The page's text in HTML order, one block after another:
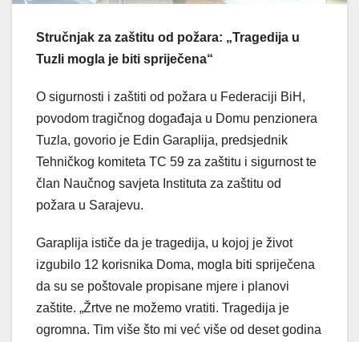
Stručnjak za zaštitu od požara: „Tragedija u
Tuzli mogla je biti spriječena“
O sigurnosti i zaštiti od požara u Federaciji BiH,
povodom tragičnog događaja u Domu penzionera
Tuzla, govorio je Edin Garaplija, predsjednik
Tehničkog komiteta TC 59 za zaštitu i sigurnost te
član Naučnog savjeta Instituta za zaštitu od
požara u Sarajevu.
Garaplija ističe da je tragedija, u kojoj je život
izgubilo 12 korisnika Doma, mogla biti spriječena
da su se poštovale propisane mjere i planovi
zaštite. „Žrtve ne možemo vratiti. Tragedija je
ogromna. Tim više što mi već više od deset godina